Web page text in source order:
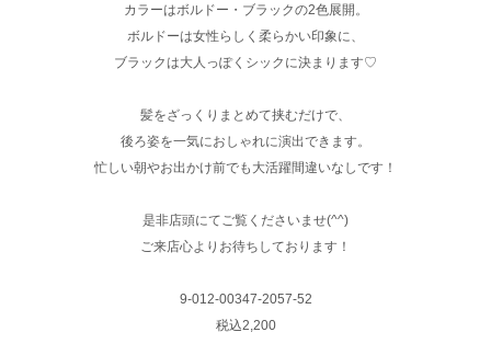
カラーはボルドー・ブラックの2色展開。
ボルドーは女性らしく柔らかい印象に、
ブラックは大人っぽくシックに決まります♡
髪をざっくりまとめて挟むだけで、
後ろ姿を一気におしゃれに演出できます。
忙しい朝やお出かけ前でも大活躍間違いなしです！
是非店頭にてご覧くださいませ(^^)
ご来店心よりお待ちしております！
9-012-00347-2057-52
税込2,200